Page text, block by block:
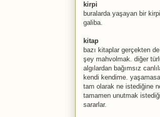
kirpi
buralarda yaşayan bir
galiba.
kitap
bazı kitaplar gerçekten
şey mahvolmak. diğer
algılardan bağımsız
kendi kendime.
tam olarak ne istediğine
tamamen unutmak
sararlar.